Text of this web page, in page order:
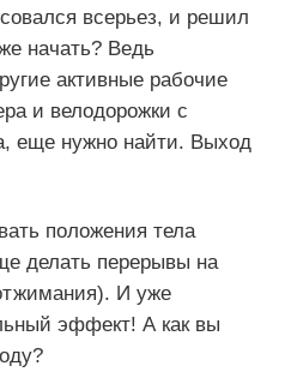
всерьез, и решил
начать? Ведь
активные рабочие
и велодорожки с
еще нужно найти. Выход
положения тела
делать перерывы на
И уже
эффект! А как вы